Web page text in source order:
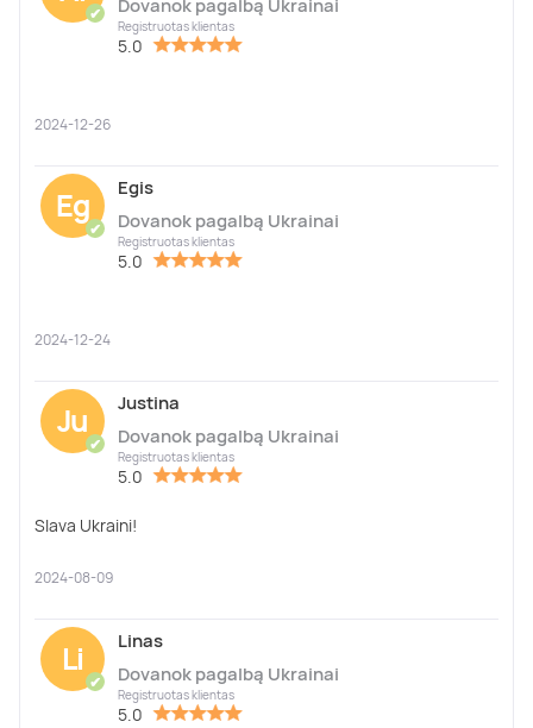
✔
Dovanok pagalbą Ukrainai
Registruotas klientas
5.0
2024-12-26
Eg
✔
Egis
Dovanok pagalbą Ukrainai
Registruotas klientas
5.0
2024-12-24
Ju
✔
Justina
Dovanok pagalbą Ukrainai
Registruotas klientas
5.0
Slava Ukraini!
2024-08-09
Li
✔
Linas
Dovanok pagalbą Ukrainai
Registruotas klientas
5.0